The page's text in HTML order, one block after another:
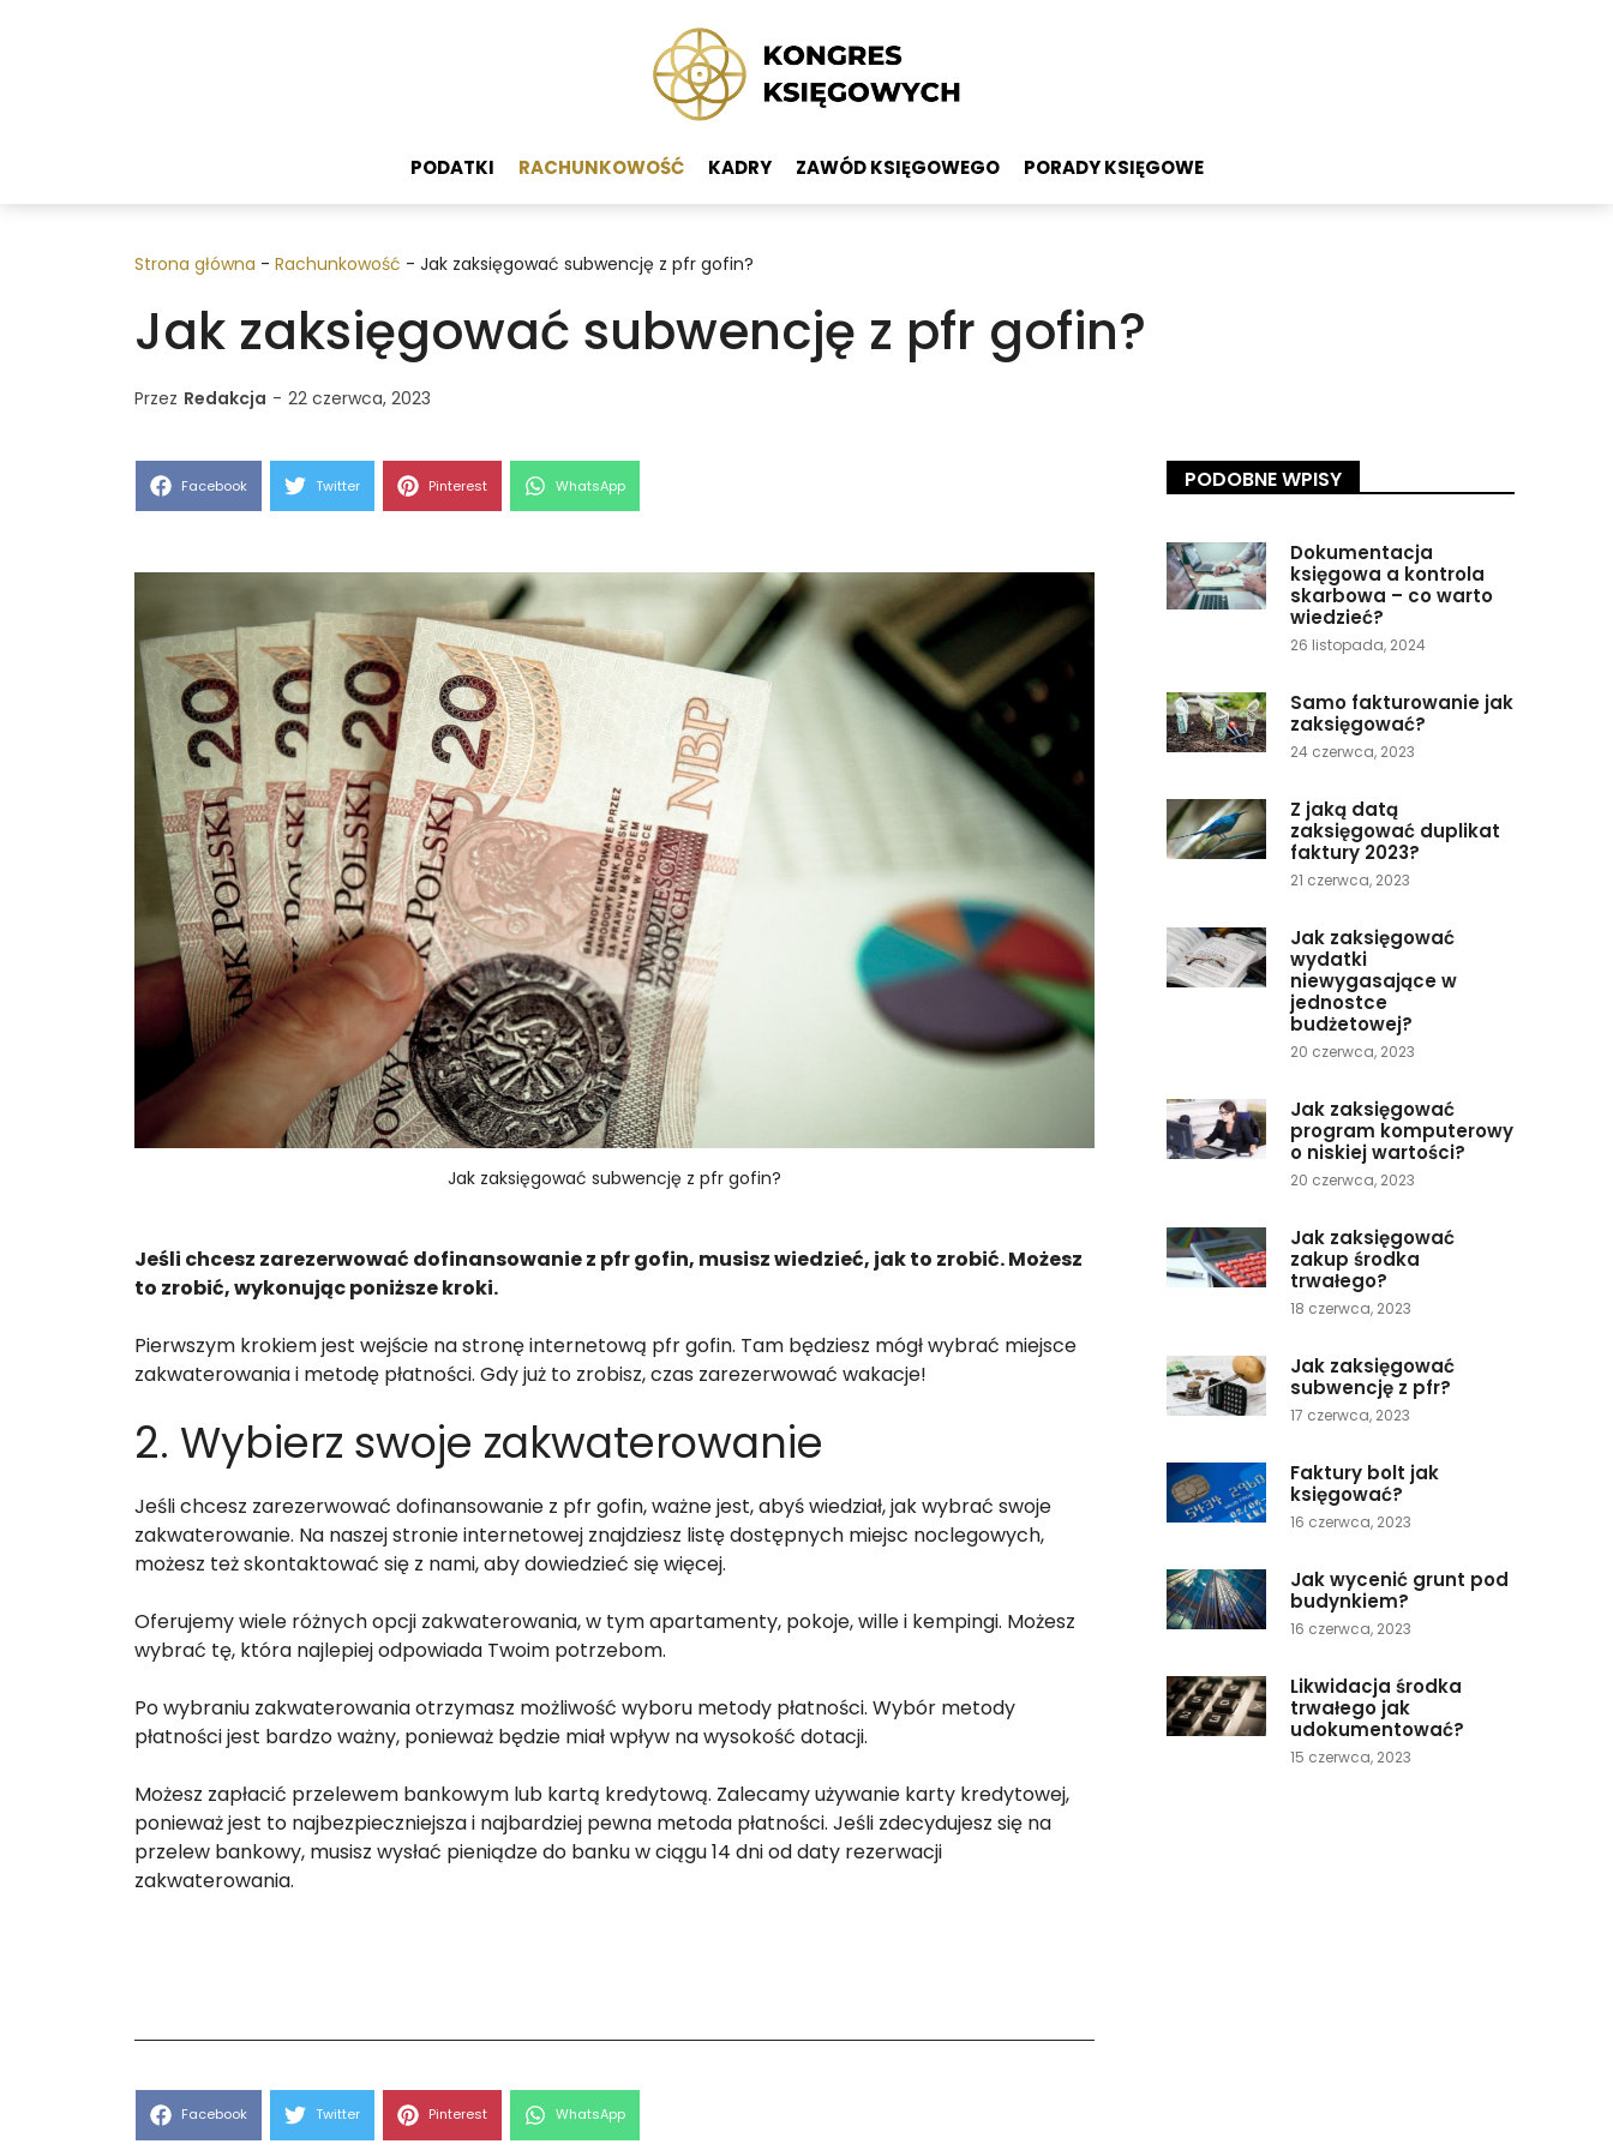
PODATKI RACHUNKOWOŚĆ KADRY ZAWÓD KSIĘGOWEGO PORADY KSIĘGOWE
Strona główna - Rachunkowość - Jak zaksięgować subwencję z pfr gofin?
Jak zaksięgować subwencję z pfr gofin?
Przez Redakcja - 22 czerwca, 2023
Share
Facebook Share
Twitter Share
Pinterest Share
WhatsApp
Jak zaksięgować subwencję z pfr gofin?
Jeśli chcesz zarezerwować dofinansowanie z pfr gofin, musisz wiedzieć, jak to zrobić. Możesz
to zrobić, wykonując poniższe kroki.
Pierwszym krokiem jest wejście na stronę internetową pfr gofin. Tam będziesz mógł wybrać miejsce
zakwaterowania i metodę płatności. Gdy już to zrobisz, czas zarezerwować wakacje!
2. Wybierz swoje zakwaterowanie
Jeśli chcesz zarezerwować dofinansowanie z pfr gofin, ważne jest, abyś wiedział, jak wybrać swoje
zakwaterowanie. Na naszej stronie internetowej znajdziesz listę dostępnych miejsc noclegowych,
możesz też skontaktować się z nami, aby dowiedzieć się więcej.
Oferujemy wiele różnych opcji zakwaterowania, w tym apartamenty, pokoje, wille i kempingi. Możesz
wybrać tę, która najlepiej odpowiada Twoim potrzebom.
Po wybraniu zakwaterowania otrzymasz możliwość wyboru metody płatności. Wybór metody
płatności jest bardzo ważny, ponieważ będzie miał wpływ na wysokość dotacji.
Możesz zapłacić przelewem bankowym lub kartą kredytową. Zalecamy używanie karty kredytowej,
ponieważ jest to najbezpieczniejsza i najbardziej pewna metoda płatności. Jeśli zdecydujesz się na
przelew bankowy, musisz wysłać pieniądze do banku w ciągu 14 dni od daty rezerwacji
zakwaterowania.
Share
Facebook Share
Twitter Share
Pinterest Share
WhatsApp
PODOBNE WPISY
Dokumentacja
księgowa a kontrola
skarbowa – co warto
wiedzieć?
26 listopada, 2024
Samo fakturowanie jak
zaksięgować?
24 czerwca, 2023
Z jaką datą
zaksięgować duplikat
faktury 2023?
21 czerwca, 2023
Jak zaksięgować
wydatki
niewygasające w
jednostce
budżetowej?
20 czerwca, 2023
Jak zaksięgować
program komputerowy
o niskiej wartości?
20 czerwca, 2023
Jak zaksięgować
zakup środka
trwałego?
18 czerwca, 2023
Jak zaksięgować
subwencję z pfr?
17 czerwca, 2023
Faktury bolt jak
księgować?
16 czerwca, 2023
Jak wycenić grunt pod
budynkiem?
16 czerwca, 2023
Likwidacja środka
trwałego jak
udokumentować?
15 czerwca, 2023